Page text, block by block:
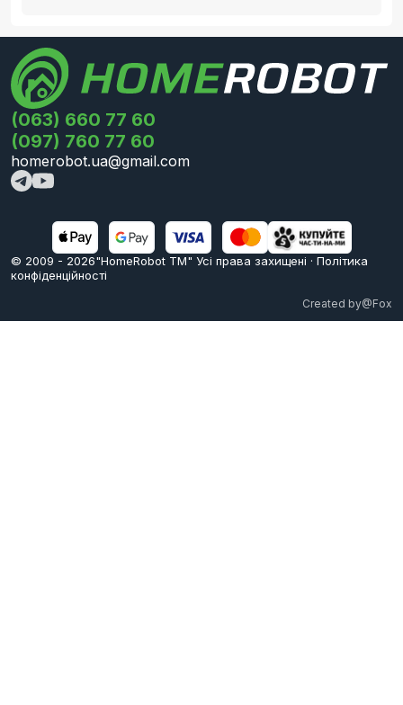
(063) 660 77 60
(097) 760 77 60
homerobot.ua@gmail.com
© 2009 - 2026"HomeRobot ТМ" Усi права захищені · Політика
конфіденційності
Created by@Fox